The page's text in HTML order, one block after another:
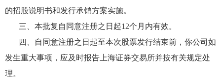
的招股说明书和发行承销方案实施。
三、本批复自同意注册之日起12个月内有效。
四、自同意注册之日起至本次股票发行结束前，你公司如
发生重大事项，应及时报告上海证券交易所并按有关规定处
理。